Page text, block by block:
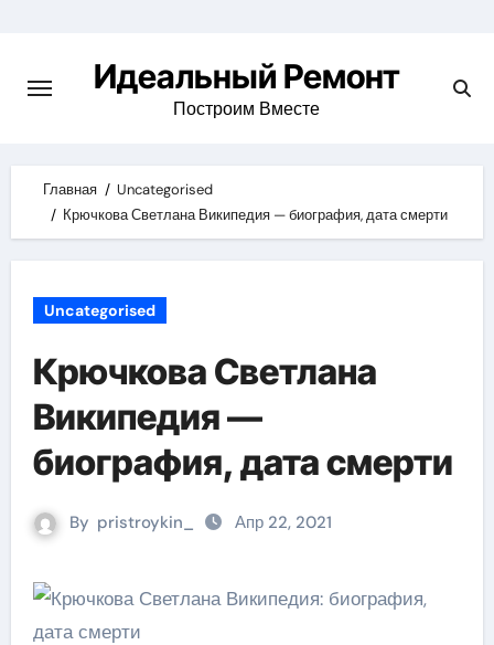
content
Идеальный Ремонт
Построим Вместе
Главная
Uncategorised
Крючкова Светлана Википедия — биография, дата смерти
Uncategorised
Крючкова Светлана
Википедия —
биография, дата смерти
By pristroykin_ Апр 22, 2021